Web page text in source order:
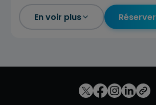
En voir plus Réserver